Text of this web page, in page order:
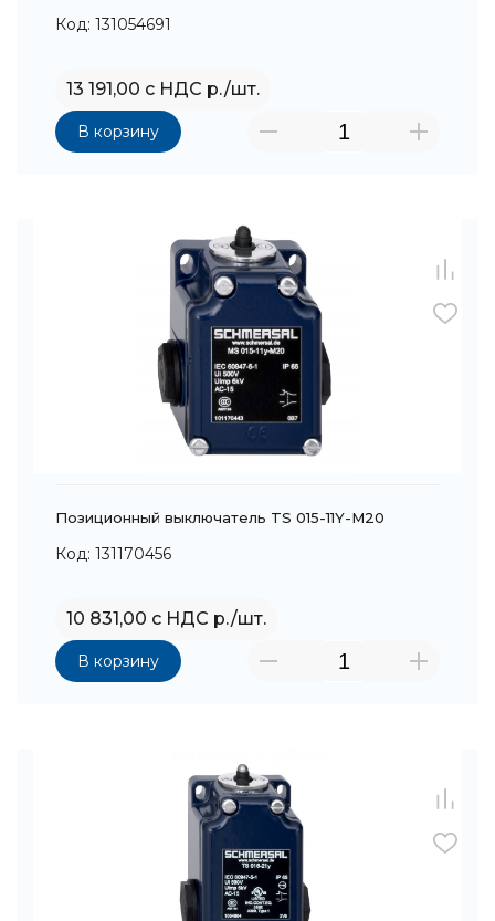
Код: 131054691
13 191,00 с НДС р./шт.
В корзину
Позиционный выключатель TS 015-11Y-M20
Код: 131170456
10 831,00 с НДС р./шт.
В корзину